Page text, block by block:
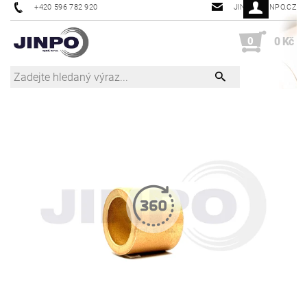
+420 596 782 920 JINPO@JINPO.CZ
0 0 Kč